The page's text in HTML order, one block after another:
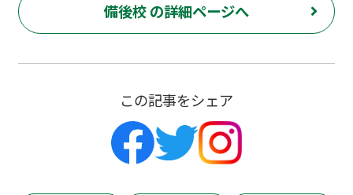
備後校 の詳細ページへ
この記事をシェア